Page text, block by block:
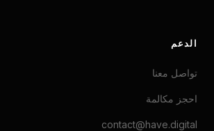
الدعم
تواصل معنا
احجز مكالمة
contact@have.digital